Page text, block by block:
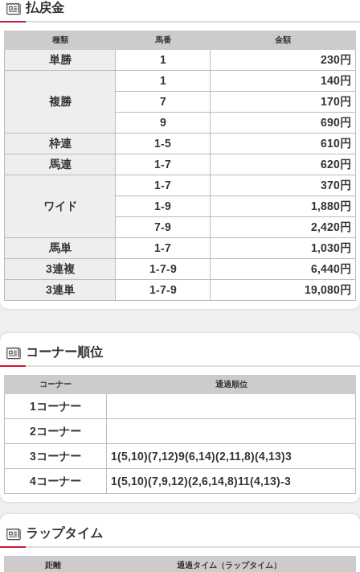
払戻金
種類 馬番 金額
単勝 1 230円
複勝
1
140円
7
170円
9
690円
枠連
1-5
610円
馬連
1-7 620円
ワイド
1-7
370円
1-9
1,880円
7-9
2,420円
馬単
1-7
1,030円
3連複
1-7-9
6,440円
3連単
1-7-9 19,080円
コーナー順位
コーナー 通過順位
1コーナー
2コーナー
3コーナー
1(5,10)(7,12)9(6,14)(2,11,8)(4,13)3
4コーナー
1(5,10)(7,9,12)(2,6,14,8)11(4,13)-3
ラップタイム
距離 通過タイム（ラップタイム）